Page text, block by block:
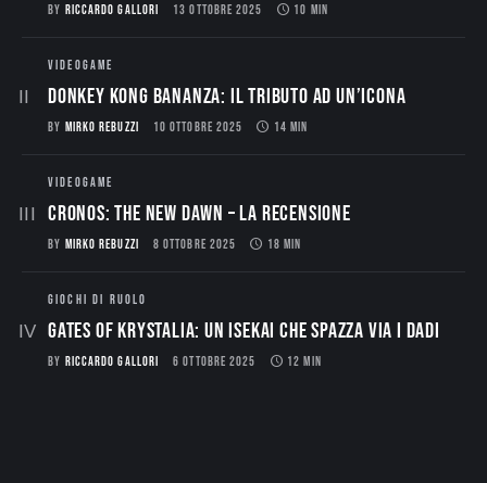
BY RICCARDO GALLORI 13 OTTOBRE 2025 10 MIN
VIDEOGAME
Donkey Kong Bananza: Il Tributo ad un’Icona
BY MIRKO REBUZZI 10 OTTOBRE 2025 14 MIN
VIDEOGAME
CRONOS: THE NEW DAWN – La Recensione
BY MIRKO REBUZZI 8 OTTOBRE 2025 18 MIN
GIOCHI DI RUOLO
Gates of Krystalia: Un Isekai che spazza via i dadi
BY RICCARDO GALLORI 6 OTTOBRE 2025 12 MIN